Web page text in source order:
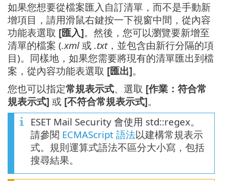
如果您想要從檔案匯入自訂清單，而不是手動新
增項目，請用滑鼠右鍵按一下視窗中間，從內容
功能表選取 [匯入]。然後，您可以瀏覽要新增至
清單的檔案 (.xml 或 .txt，並包含由新行分隔的項
目)。同樣地，如果您需要將現有的清單匯出到檔
案，從內容功能表選取 [匯出]。
您也可以指定常規表示式、選取 [作業：符合常
規表示式] 或 [不符合常規表示式]。
ESET Mail Security 會使用 std::regex。
請參閱 ECMAScript 語法以建構常規表示
式。規則運算式語法不區分大小寫，包括
搜尋結果。